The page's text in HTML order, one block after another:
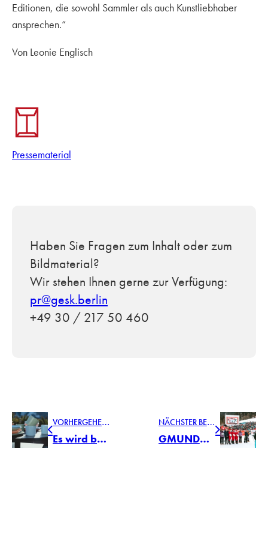
Editionen, die sowohl Sammler als auch Kunstliebhaber
ansprechen.“
Von Leonie Englisch
Pressematerial
Haben Sie Fragen zum Inhalt oder zum
Bildmaterial?
Wir stehen Ihnen gerne zur Verfügung:
pr@gesk.berlin
+49 30 / 217 50 460
V
ORHERGEHENDER BEITRAG
Es wird bunt auf dem Tisch: Salzkammergut Keramik bringt frische Farben ins Zuhause – zu jeder Jahreszeit
N
ÄCHSTER BEITRAG
GMUNDNER KERAMIK-TELLER FÜR DIE SIEGER DES HAHNENKAMM-RENNENS